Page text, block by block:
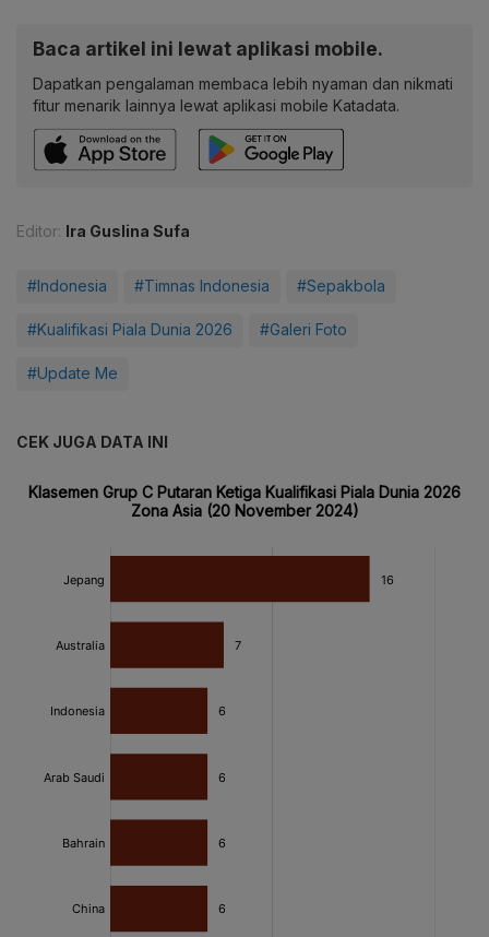
Baca artikel ini lewat aplikasi mobile.
Dapatkan pengalaman membaca lebih nyaman dan nikmati
fitur menarik lainnya lewat aplikasi mobile Katadata.
Editor: Ira Guslina Sufa
#Indonesia #Timnas Indonesia #Sepakbola
#Kualifikasi Piala Dunia 2026 #Galeri Foto
#Update Me
CEK JUGA DATA INI